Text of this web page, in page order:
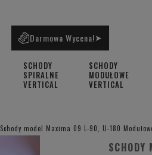
SCHODY
SPIRALNE
VERTICAL
SCHODY
MODUŁOWE
VERTICAL
Darmowa Wycena!➤
Schody model Maxima 09 L-90, U-180